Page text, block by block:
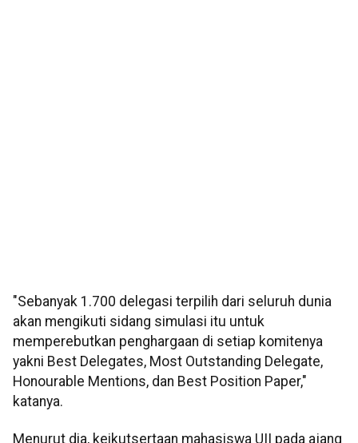
"Sebanyak 1.700 delegasi terpilih dari seluruh dunia
akan mengikuti sidang simulasi itu untuk
memperebutkan penghargaan di setiap komitenya
yakni Best Delegates, Most Outstanding Delegate,
Honourable Mentions, dan Best Position Paper,"
katanya.
Menurut dia, keikutsertaan mahasiswa UII pada ajang